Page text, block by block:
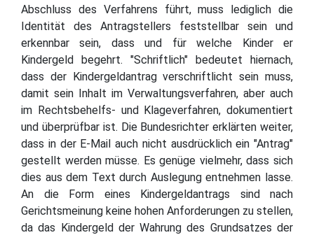
Abschluss des Verfahrens führt, muss lediglich die
Identität des Antragstellers feststellbar sein und
erkennbar sein, dass und für welche Kinder er
Kindergeld begehrt. "Schriftlich" bedeutet hiernach,
dass der Kindergeldantrag verschriftlicht sein muss,
damit sein Inhalt im Verwaltungsverfahren, aber auch
im Rechtsbehelfs- und Klageverfahren, dokumentiert
und überprüfbar ist. Die Bundesrichter erklärten weiter,
dass in der E-Mail auch nicht ausdrücklich ein "Antrag"
gestellt werden müsse. Es genüge vielmehr, dass sich
dies aus dem Text durch Auslegung entnehmen lasse.
An die Form eines Kindergeldantrags sind nach
Gerichtsmeinung keine hohen Anforderungen zu stellen,
da das Kindergeld der Wahrung des Grundsatzes der